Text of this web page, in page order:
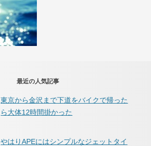
最近の人気記事
東京から金沢まで下道をバイクで帰った
ら大体12時間掛かった
やはりAPEにはシンプルなジェットタイ